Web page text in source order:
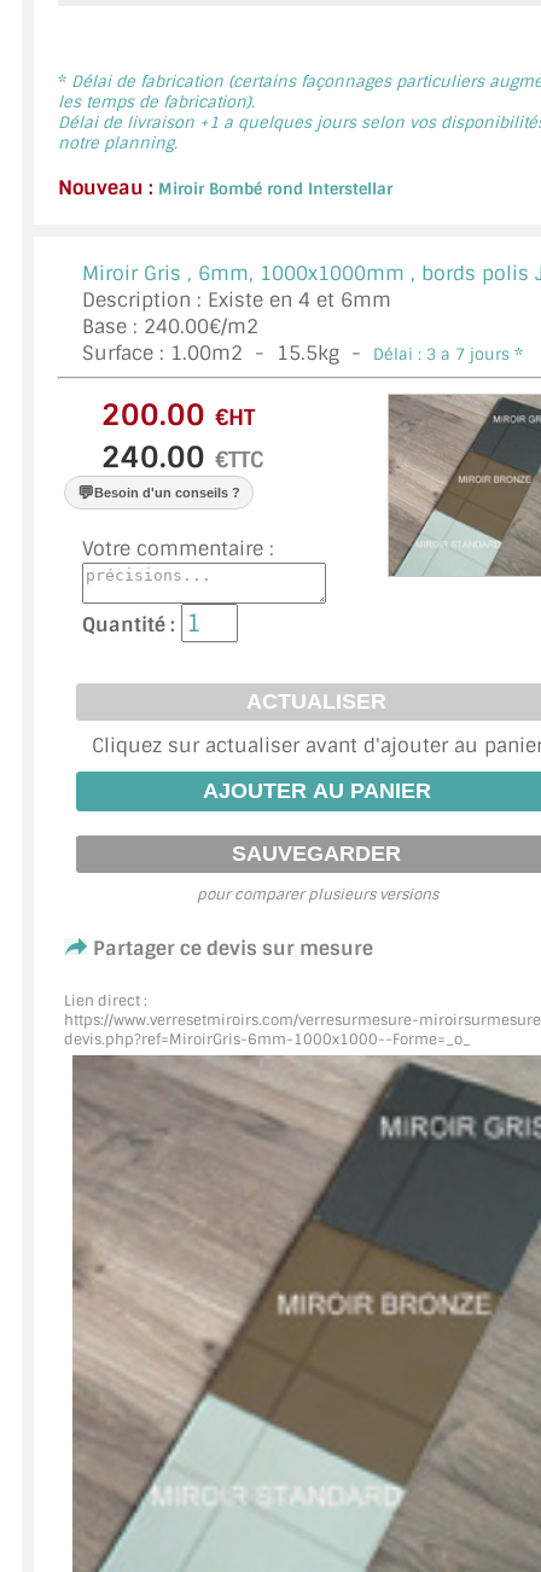
MIROIR POUR SALLE DE SPORT
MIROIR POUR SALLE DE DANSE
MIROIR ENCADRÉ
VERRE SUR MESURE
VERRE EXTRACLAIR
PAROI DE DOUCHE
VERRE FEUILLETÉ
VERRE ANTI-REFLET
VERRE LAQUÉ/CRÉDENCE
DALLE DE SOL EN VERRE
PORTE EN VERRE
GARDE CORPS EN VERRE
VERRIÈRE TYPE ATELIER
DOUBLE VITRAGE
ACCESSOIRES & QUINCAILLERIE
CATALOGUE DE PROFILS ET FIXATION DU VERRE
LES FIXATIONS POUR MIROIR
LES PROFILS PAROI DE VERRE
VITRINE EN VERRE
CONNECTEURS ET ASSEMBLAGE DE VERRES
PLATS ET CORNIÈRES
LES CHARNIÈRES DE PORTE EN VERRE
BOUTONS ET POIGNÉES
BARRES DE STABILISATION
* Délai de fabrication (certains façonnages particuliers
les temps de fabrication).
Délai de livraison +1 a quelques jours selon vos
notre planning.
Nouveau : Miroir Bombé rond Interstellar
Miroir Gris , 6mm, 1000x1000mm , bords polis
Description : Existe en 4 et 6mm
Base : 240.00€/m2
Surface : 1.00m2 - 15.5kg - Délai : 3 a 7 jours *
€HT
€TTC
💬Besoin d'un conseils ?
Votre commentaire :
Quantité :
Cliquez sur actualiser avant d'ajouter au
pour comparer plusieurs versions
Partager ce devis sur mesure
Lien direct :
https://www.verresetmiroirs.com/verresurmesure-
devis.php?ref=MiroirGris-6mm-1000x1000--Forme=_o_